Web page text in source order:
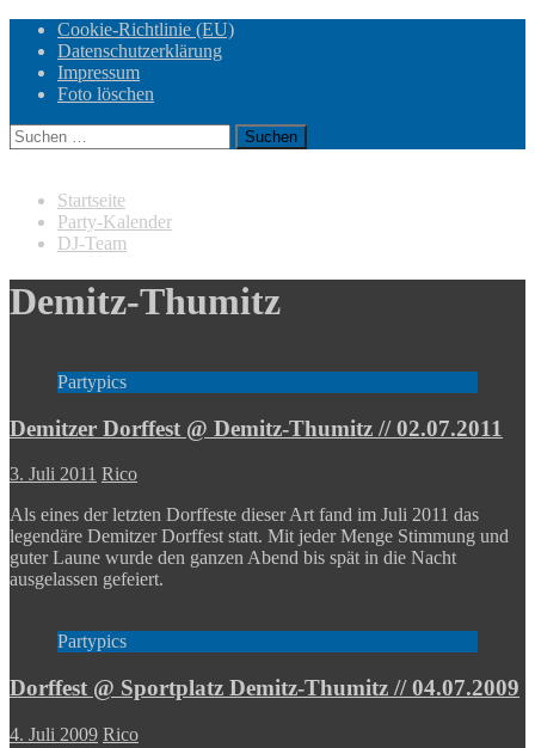
Cookie-Richtlinie (EU)
Datenschutzerklärung
Impressum
Foto löschen
Suchen
nach:
Startseite
Party-Kalender
DJ-Team
Demitz-Thumitz
Partypics
Demitzer Dorffest @ Demitz-Thumitz // 02.07.2011
3. Juli 2011 Rico
Als eines der letzten Dorffeste dieser Art fand im Juli 2011 das
legendäre Demitzer Dorffest statt. Mit jeder Menge Stimmung und
guter Laune wurde den ganzen Abend bis spät in die Nacht
ausgelassen gefeiert.
Partypics
Dorffest @ Sportplatz Demitz-Thumitz // 04.07.2009
4. Juli 2009 Rico